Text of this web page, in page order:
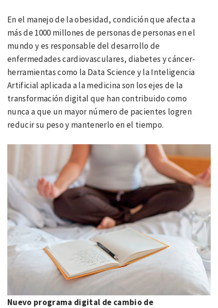
En el manejo de la obesidad, condición que afecta a
más de 1000 millones de personas de personas en el
mundo y es responsable del desarrollo de
enfermedades cardiovasculares, diabetes y cáncer-
herramientas como la Data Science y la Inteligencia
Artificial aplicada a la medicina son los ejes de la
transformación digital que han contribuido como
nunca a que un mayor número de pacientes logren
reducir su peso y mantenerlo en el tiempo.
Nuevo programa digital de cambio de